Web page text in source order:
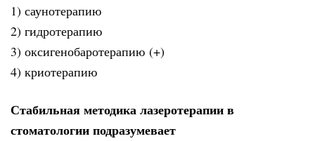
1) саунотерапию
2) гидротерапию
3) оксигенобаротерапию (+)
4) криотерапию
Стабильная методика лазеротерапии в
стоматологии подразумевает